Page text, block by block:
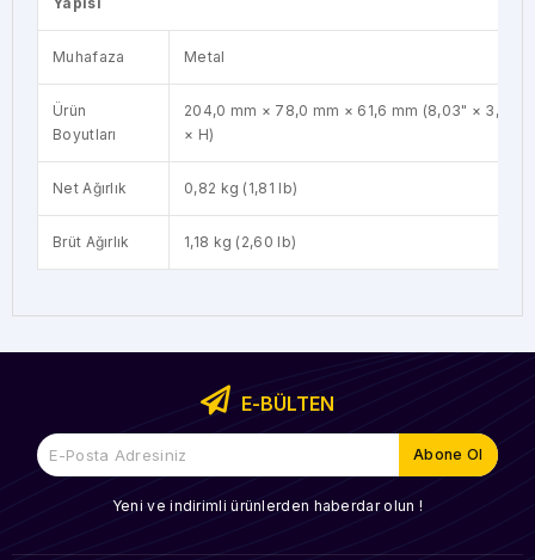
Muhafaza Metal
Ürün
Boyutları
204,0 mm × 78,0 mm × 61,6 mm (8,03" × 3,07"
× H)
Net Ağırlık 0,82 kg (1,81 lb)
Brüt Ağırlık 1,18 kg (2,60 lb)
E-BÜLTEN
Yeni ve indirimli ürünlerden haberdar olun !